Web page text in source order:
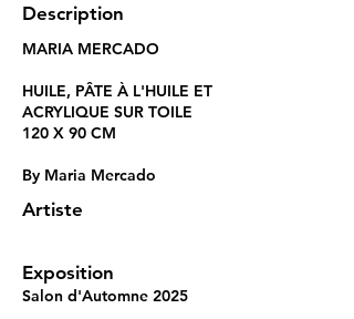
Description
MARIA MERCADO
HUILE, PÂTE À L'HUILE ET
ACRYLIQUE SUR TOILE
120 X 90 CM
By Maria Mercado
Artiste
Exposition
Salon d'Automne 2025